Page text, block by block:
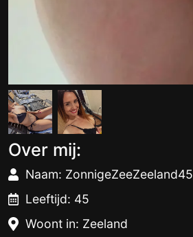
Over mij:
Naam: ZonnigeZeeZeeland45
Leeftijd: 45
Woont in: Zeeland